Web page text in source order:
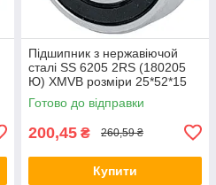
Підшипник з нержавіючой
сталі SS 6205 2RS (180205
Ю) XMVB розміри 25*52*15
Готово до відправки
200,45 ₴ 260,59 ₴
Купити